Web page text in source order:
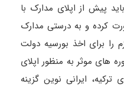
پیش‌ از اپلای مدارک با
کرده و به درستی مدارک
را برای اخذ بورسیه دولت
های موثر به‌ منظور اپلای
ایرانی نوین گزینه